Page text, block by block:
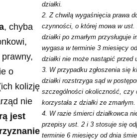
, chyba
o
kolizję
nie
jest
działki.
2. Z chwilą wygaśnięcia prawa
czynności, o której mowa w
działki po zmarłym
wygasa w terminie 3 miesięcy
działki nie może nastąpić przed
3. W przypadku zgłoszenia się
działki rozstrzyga sąd w
szczególności okoliczność, czy
korzystała z działki ze zmarłym.
4. W razie śmierci działkowca
przepisy ust. 2 i 3 stosuje się
terminie 6 miesięcy od dnia